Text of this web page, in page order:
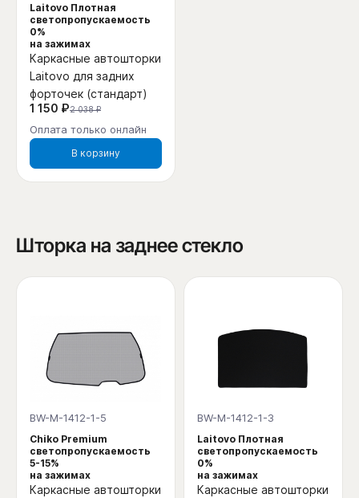
Laitovo Плотная
светопропускаемость
0%
на зажимах
Каркасные автошторки
Laitovo для задних
форточек (стандарт)
1 150 ₽2 038 ₽
Оплата только онлайн
В корзину
Шторка на заднее стекло
BW-M-1412-1-5
Chiko Premium
светопропускаемость
5-15%
на зажимах
Каркасные автошторки
BW-M-1412-1-3
Laitovo Плотная
светопропускаемость
0%
на зажимах
Каркасные автошторки